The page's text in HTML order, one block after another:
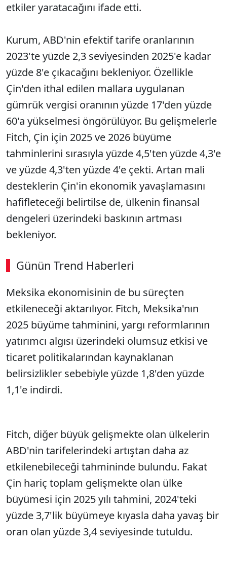
etkiler yaratacağını ifade etti.
Kurum, ABD'nin efektif tarife oranlarının
2023'te yüzde 2,3 seviyesinden 2025'e kadar
yüzde 8'e çıkacağını bekleniyor. Özellikle
Çin'den ithal edilen mallara uygulanan
gümrük vergisi oranının yüzde 17'den yüzde
60'a yükselmesi öngörülüyor. Bu gelişmelerle
Fitch, Çin için 2025 ve 2026 büyüme
tahminlerini sırasıyla yüzde 4,5'ten yüzde 4,3'e
ve yüzde 4,3'ten yüzde 4'e çekti. Artan mali
desteklerin Çin'in ekonomik yavaşlamasını
hafifleteceği belirtilse de, ülkenin finansal
dengeleri üzerindeki baskının artması
bekleniyor.
Günün Trend Haberleri
Meksika ekonomisinin de bu süreçten
etkileneceği aktarılıyor. Fitch, Meksika'nın
2025 büyüme tahminini, yargı reformlarının
yatırımcı algısı üzerindeki olumsuz etkisi ve
ticaret politikalarından kaynaklanan
belirsizlikler sebebiyle yüzde 1,8'den yüzde
1,1'e indirdi.
Fitch, diğer büyük gelişmekte olan ülkelerin
ABD'nin tarifelerindeki artıştan daha az
etkilenebileceği tahmininde bulundu. Fakat
Çin hariç toplam gelişmekte olan ülke
büyümesi için 2025 yılı tahmini, 2024'teki
yüzde 3,7'lik büyümeye kıyasla daha yavaş bir
oran olan yüzde 3,4 seviyesinde tutuldu.